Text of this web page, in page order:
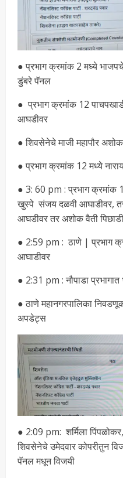
● प्रभाग क्रमांक 2 मध्ये
डुंबरे पॅनल
● प्रभाग क्रमांक 12
आघडीवर
● शिवसेनेचे माजी महापौर अशोक
● प्रभाग क्रमांक 12 मध्ये
● 3: 60 pm : प्रभाग क्रमांक
खुस्पे संजय दळवी आघाडीवर,
आघडीवर तर अशोक वैती
● 2:59 pm : ठाणे | प्रभाग
आघाडीवर
● 2:31 pm : नौपाडा
● ठाणे महानगरपालिका
अपडेट्स
● 2:09 pm: शर्मिला
शिवसेनेचे उमेदवार कोपरीतुन
पॅनल मधून विजयी